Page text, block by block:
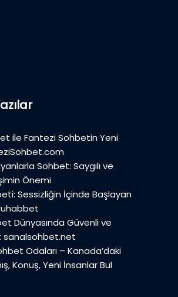
ile Fantezi Sohbetin Yeni
Sohbet: Saygılı ve
Önemi
Sessizliğin İçinde Başlayan
Dünyasında Güvenli ve
sanalsohbet.net
Odaları – Kanada’daki
Konuş, Yeni İnsanlar Bul